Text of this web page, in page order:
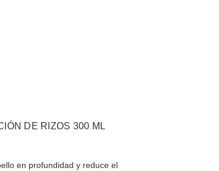
DE RIZOS 300 ML
en profundidad y reduce el